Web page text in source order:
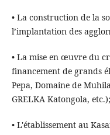
• La construction de la
l’implantation des
• La mise en œuvre du
financement de grands
Pepa, Domaine de
GRELKA Katongola, etc.);
• L'établissement au